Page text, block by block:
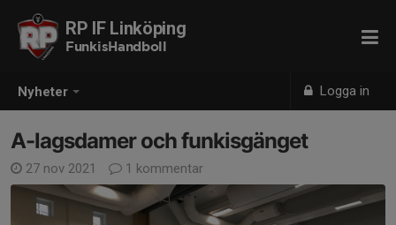
Nyheter Logga in
RP IF Linköping
FunkisHandboll
A-lagsdamer och funkisgänget
27 nov 2021 1 kommentar